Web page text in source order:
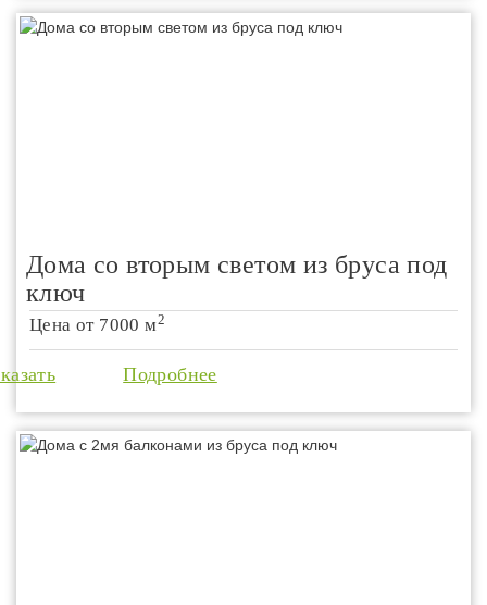
Дома со вторым светом из бруса под
ключ
Цена от 7000 м2
Подробнее